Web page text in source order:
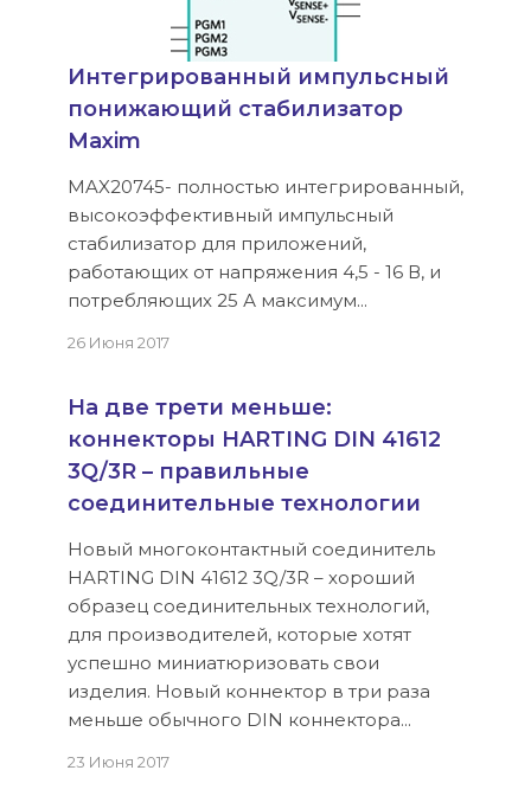
Интегрированный импульсный
понижающий стабилизатор
Maxim
MAX20745- полностью интегрированный,
высокоэффективный импульсный
стабилизатор для приложений,
работающих от напряжения 4,5 - 16 В, и
потребляющих 25 А максимум...
26 Июня 2017
На две трети меньше:
коннекторы HARTING DIN 41612
3Q/3R – правильные
соединительные технологии
Новый многоконтактный соединитель
HARTING DIN 41612 3Q/3R – хороший
образец соединительных технологий,
для производителей, которые хотят
успешно миниатюризовать свои
изделия. Новый коннектор в три раза
меньше обычного DIN коннектора...
23 Июня 2017